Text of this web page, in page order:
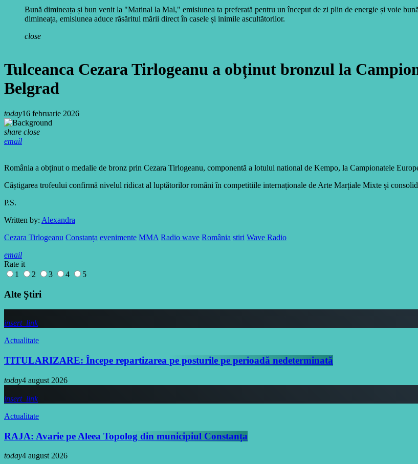
Bună dimineața și bun venit la "Matinal la Mal," emisiunea ta preferată pentru un început de zi plin de energie și voie
dimineața, emisiunea aduce răsăritul mării direct în casele și inimile ascultătorilor.
close
Tulceanca Cezara Tirlogeanu a obținut bronzul la
Belgrad
today16 februarie 2026
share close
email
România a obținut o medalie de bronz prin Cezara Tirlogeanu, componentă a lotului national de Kempo, la Campionatele
Câștigarea trofeului confirmă nivelul ridicat al luptătorilor români în competitiile internaționale de Arte Marțiale Mixte și
P.S.
Written by: Alexandra
Cezara Tirlogeanu Constanța evenimente MMA Radio wave România stiri Wave Radio
email
Rate it
1
2 3 4 5
Alte Ştiri
insert_link
Actualitate
TITULARIZARE: Începe repartizarea pe posturile pe perioadă nedeterminată
today4 august 2026
insert_link
Actualitate
RAJA: Avarie pe Aleea Topolog din municipiul Constanța
today4 august 2026